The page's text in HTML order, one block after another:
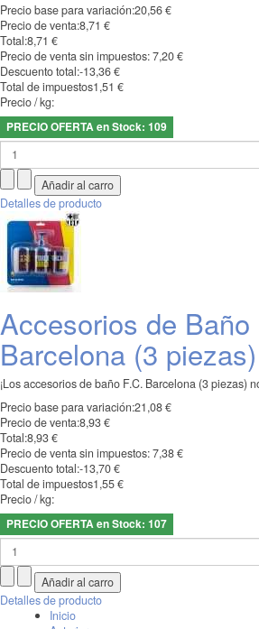
Precio base para variación:20,56 €
Precio de venta:8,71 €
Total:8,71 €
Precio de venta sin impuestos:7,20 €
Descuento total:-13,36 €
Total de impuestos1,51 €
Precio / kg:
PRECIO OFERTA en Stock: 109
Detalles de producto
Accesorios de Baño
Barcelona (3 piezas)
¡Los accesorios de baño F.C. Barcelona (3 piezas)
Precio base para variación:21,08 €
Precio de venta:8,93 €
Total:8,93 €
Precio de venta sin impuestos:7,38 €
Descuento total:-13,70 €
Total de impuestos1,55 €
Precio / kg:
PRECIO OFERTA en Stock: 107
Detalles de producto
Inicio